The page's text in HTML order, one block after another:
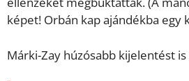
képet! Orbán kap ajándékba egy
Márki-Zay húzósabb kijelentést